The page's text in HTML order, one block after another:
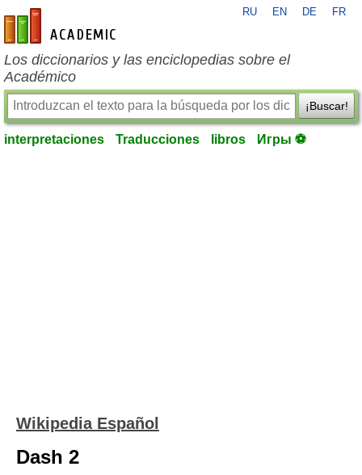
es-academic.com
RU EN DE FR
Los diccionarios y las enciclopedias sobre el
Académico
¡Buscar!
interpretaciones Traducciones libros Игры ⚽
Wikipedia Español
Dash 2